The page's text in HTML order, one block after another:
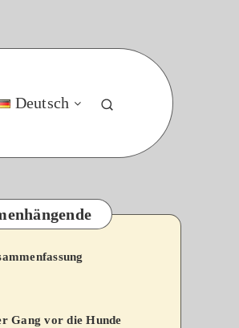
Deutsch
Gang vor die Hunde